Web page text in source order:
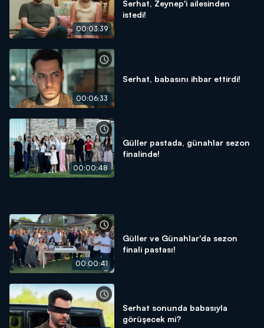
00:03:39
Serhat, Zeynep'i ailesinden
istedi!
00:06:33
Serhat, babasını ihbar ettirdi!
00:00:48
Güller pastada, günahlar sezon
finalinde!
00:00:41
Güller ve Günahlar'da sezon
finali pastası!
Serhat sonunda babasıyla
görüşecek mi?